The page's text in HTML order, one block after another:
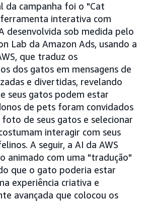
da campanha foi o "Cat
interativa com
desenvolvida sob medida pelo
Lab da Amazon Ads, usando a
que traduz os
dos gatos em mensagens de
e divertidas, revelando
seus gatos podem estar
de pets foram convidados
de seus gatos e selecionar
interagir com seus
A seguir, a AI da AWS
animado com uma "tradução"
que o gato poderia estar
experiência criativa e
avançada que colocou os